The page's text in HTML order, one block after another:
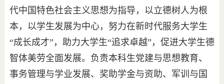
代中国特色社会主义思想为指导，以立德树人为根
本，以学生发展为中心，努力在新时代服务大学生
“成长成才”，助力大学生“追求卓越”，促进大学生德
智体美劳全面发展。负责本科生党建与思想教育、
事务管理与学业发展、奖助学金与资助、军训与国